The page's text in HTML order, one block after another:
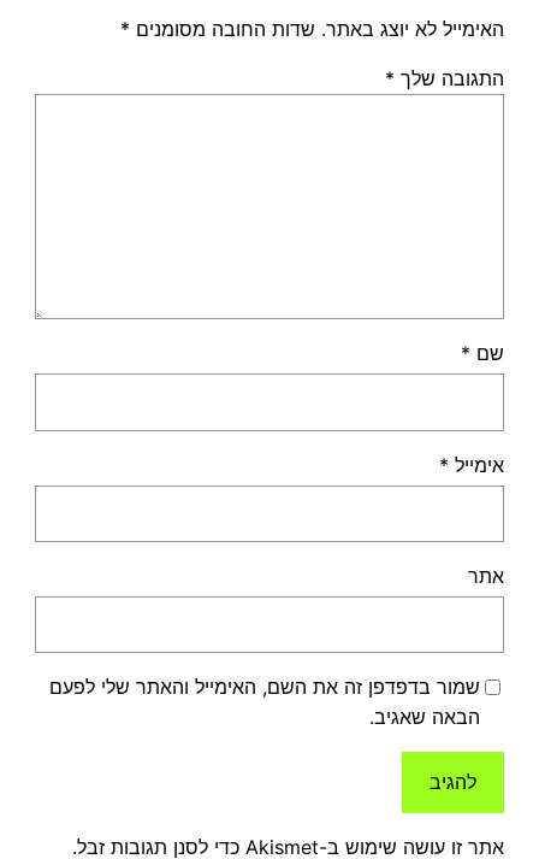
האימייל לא יוצג באתר. שדות החובה מסומנים *
התגובה שלך *
שם *
אימייל *
אתר
שמור בדפדפן זה את השם, האימייל והאתר שלי לפעם
הבאה שאגיב.
אתר זו עושה שימוש ב-Akismet כדי לסנן תגובות זבל.